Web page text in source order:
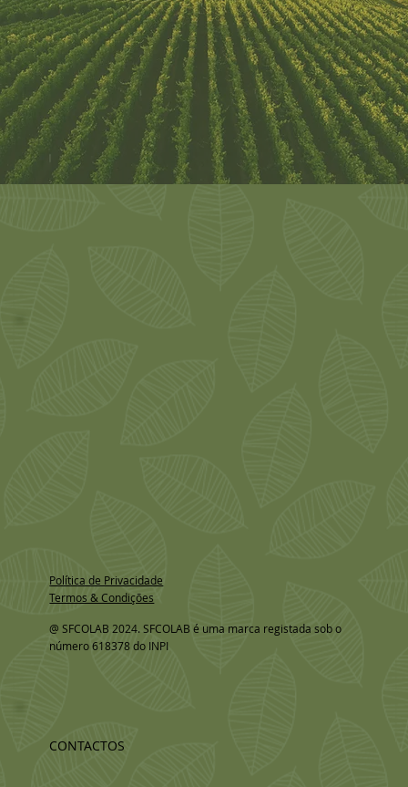
CONTACTOS
Política de Privacidade
Termos & Condições
@ SFCOLAB 2024. SFCOLAB é uma marca registada sob o
número 618378 do INPI